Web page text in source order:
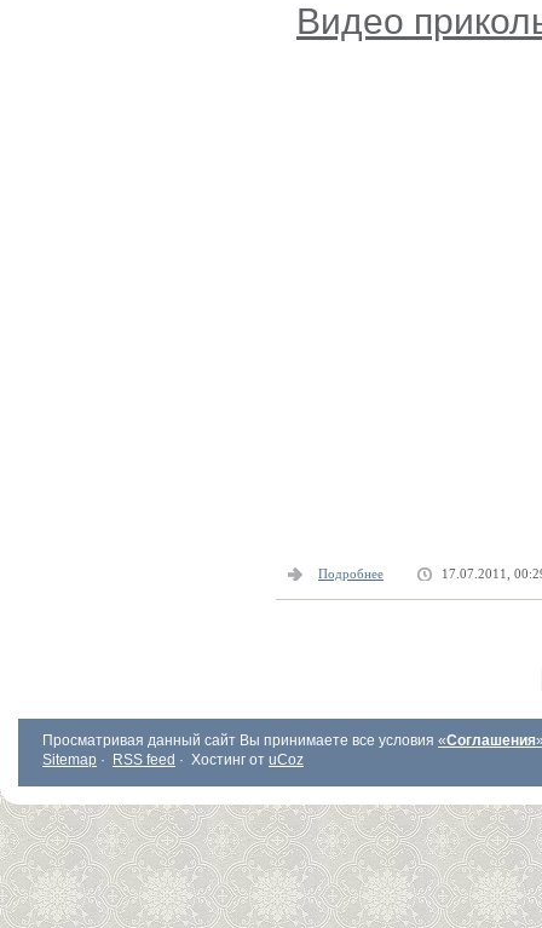
Видео
Подробнее 17.07.2011,
Просматривая данный сайт Вы принимаете все условия «Соглашения
Sitemap · RSS feed · Хостинг от uCoz